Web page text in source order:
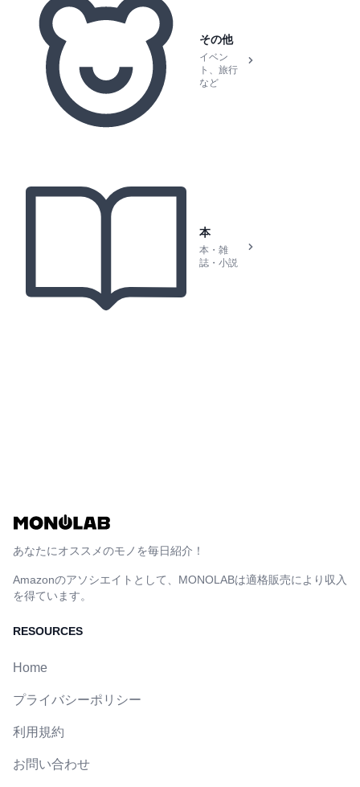
その他
イベン
ト、旅行
など
本
本・雑
誌・小説
あなたにオススメのモノを毎日紹介！
Amazonのアソシエイトとして、MONOLABは適格販売により収入
を得ています。
RESOURCES
Home
プライバシーポリシー
利用規約
お問い合わせ